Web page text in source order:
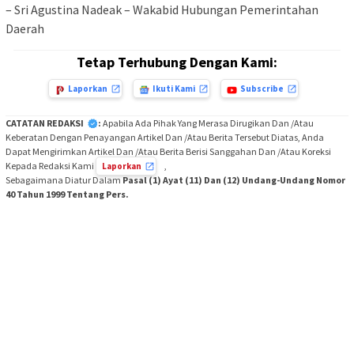
– Sri Agustina Nadeak – Wakabid Hubungan Pemerintahan
Daerah
Tetap Terhubung Dengan Kami:
Laporkan Ikuti Kami Subscribe
CATATAN REDAKSI : Apabila Ada Pihak Yang Merasa Dirugikan Dan /Atau
Keberatan Dengan Penayangan Artikel Dan /Atau Berita Tersebut Diatas, Anda
Dapat Mengirimkan Artikel Dan /Atau Berita Berisi Sanggahan Dan /Atau Koreksi
Kepada Redaksi Kami
Laporkan
,
Sebagaimana Diatur DalamPasal (1) Ayat (11) Dan (12) Undang-Undang Nomor
40 Tahun 1999 Tentang Pers.